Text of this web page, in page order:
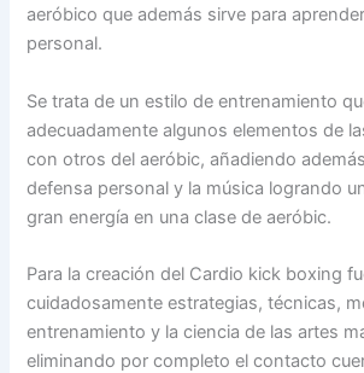
aeróbico que además sirve para
personal.
Se trata de un estilo de entrenamiento
adecuadamente algunos elementos de
con otros del aeróbic, añadiendo
defensa personal y la música logrando
gran energía en una clase de aeróbic.
Para la creación del Cardio kick boxing
cuidadosamente estrategias, técnicas,
entrenamiento y la ciencia de las artes
eliminando por completo el contacto